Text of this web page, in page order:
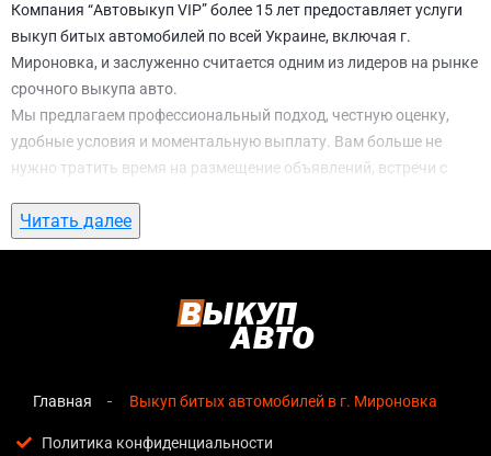
Компания “Автовыкуп VIP” более 15 лет предоставляет услуги
выкуп битых автомобилей по всей Украине, включая г.
Мироновка, и заслуженно считается одним из лидеров на рынке
срочного выкупа авто.
Мы предлагаем профессиональный подход, честную оценку,
удобные условия и моментальную выплату. Вам больше не
нужно тратить время на размещение объявлений, встречи с
ожидание. С нами вы можете
Мироновкавсего за 1 день.
битых автомобилей в г. Мироновка
озвучивается сразу после обращения, без скрытых
Прозрачные условия— все этапы сделки полностью
Читать далее
Главная Выкуп битых автомобилей в г. Мироновка
Политика конфиденциальности